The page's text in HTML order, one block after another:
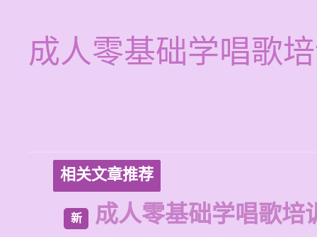
成人零基础学唱歌
相关文章推荐
新 成人零基础学唱歌培